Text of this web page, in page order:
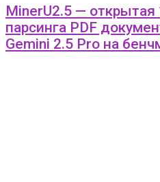
MinerU2.5 —
парсинга PDF
Gemini 2.5 Pro на